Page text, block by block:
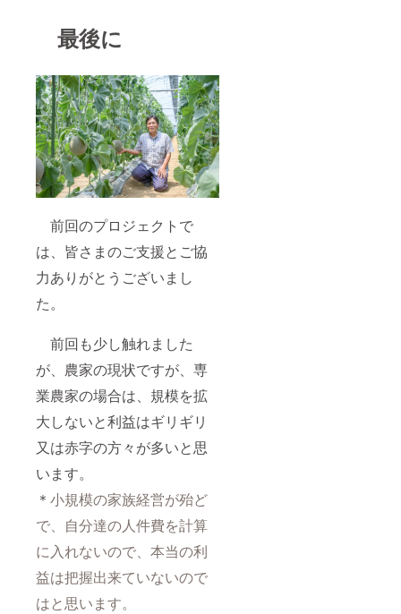
最後に
前回のプロジェクトで
は、皆さまのご支援とご協
力ありがとうございまし
た。
前回も少し触れました
が、農家の現状ですが、専
業農家の場合は、規模を拡
大しないと利益はギリギリ
又は赤字の方々が多いと思
います。
＊ 小規模の家族経営が殆ど
で、自分達の人件費を計算
に入れないので、本当の利
益は把握出来ていないので
はと思います。